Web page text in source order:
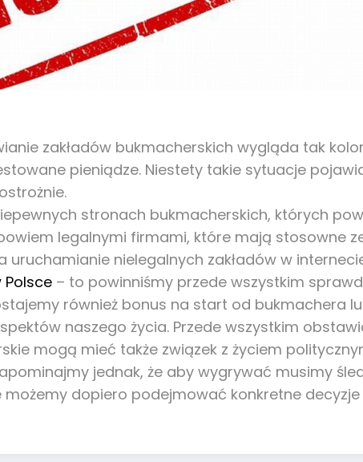
zakładów bukmacherskich wygląda tak
pieniądze. Niestety takie sytuacje
stronach bukmacherskich, których
legalnymi firmami, które mają stosowne
uruchamianie nielegalnych zakładów w
Polsce – to powinniśmy przede wszystkim
również bonus na start od bukmachera
naszego życia. Przede wszystkim
mogą mieć także związek z życiem
jednak, że aby wygrywać musimy
dopiero podejmować konkretne